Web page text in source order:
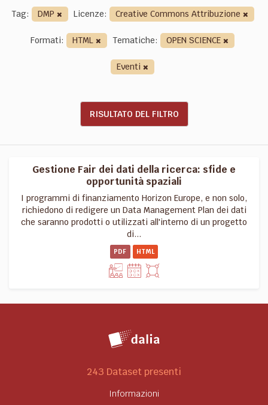
Tag: DMP Licenze:
Creative Commons Attribuzione
Formati:
HTML Tematiche:
OPEN SCIENCE
Eventi
RISULTATO DEL FILTRO
Gestione Fair dei dati della ricerca: sfide e
opportunità spaziali
I programmi di finanziamento Horizon Europe, e non solo,
richiedono di redigere un Data Management Plan dei dati
che saranno prodotti o utilizzati all'interno di un progetto
di...
PDF HTML
243 Dataset presenti
Informazioni